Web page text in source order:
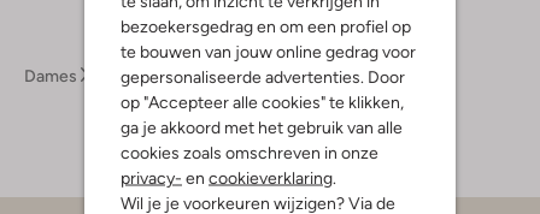
bezoekersgedrag en om een profiel op
te bouwen van jouw online gedrag voor
gepersonaliseerde advertenties. Door
op "Accepteer alle cookies" te klikken,
ga je akkoord met het gebruik van alle
cookies zoals omschreven in onze
privacy- en cookieverklaring.
Wil je je voorkeuren wijzigen? Via de
Dames Accessoires Bath & Body